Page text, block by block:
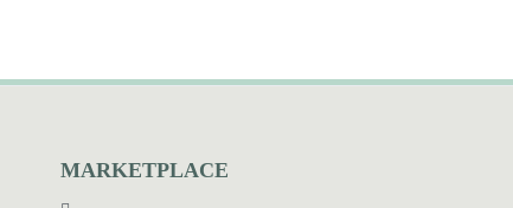
MARKETPLACE